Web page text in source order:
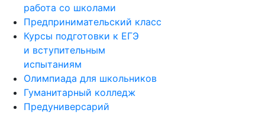
работа со школами
Предпринимательский класс
Курсы подготовки к ЕГЭ
и вступительным
испытаниям
Олимпиада для школьников
Гуманитарный колледж
Предуниверсарий